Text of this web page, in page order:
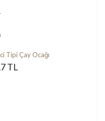
Tipi Çay Ocağı
TL